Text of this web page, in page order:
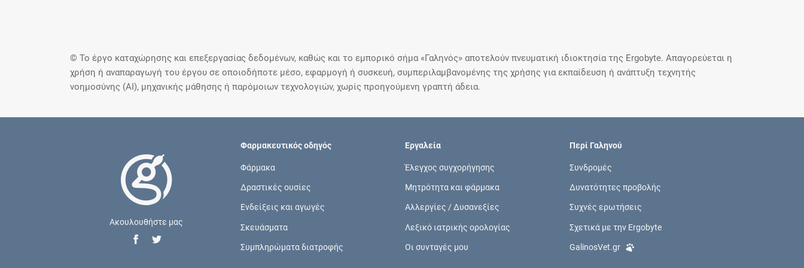
© Το έργο καταχώρησης και επεξεργασίας δεδομένων, καθώς και το εμπορικό σήμα «Γαληνός» αποτελούν πνευματική ιδιοκτησία της Ergobyte. Απαγορεύεται η
χρήση ή αναπαραγωγή του έργου σε οποιοδήποτε μέσο, εφαρμογή ή συσκευή, συμπεριλαμβανομένης της χρήσης για εκπαίδευση ή ανάπτυξη τεχνητής
νοημοσύνης (AI), μηχανικής μάθησης ή παρόμοιων τεχνολογιών, χωρίς προηγούμενη γραπτή άδεια.
Ακουλουθήστε μας
Φαρμακευτικός οδηγός
Φάρμακα
Δραστικές ουσίες
Ενδείξεις και αγωγές
Σκευάσματα
Συμπληρώματα διατροφής
Εργαλεία
Έλεγχος συγχορήγησης
Μητρότητα και φάρμακα
Αλλεργίες / Δυσανεξίες
Λεξικό ιατρικής ορολογίας
Οι συνταγές μου
Περί Γαληνού
Συνδρομές
Δυνατότητες προβολής
Συχνές ερωτήσεις
Σχετικά με την Ergobyte
GalinosVet.gr